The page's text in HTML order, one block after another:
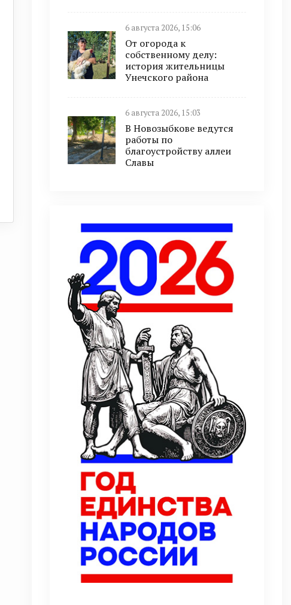
6 августа 2026, 15:06
От огорода к
собственному делу:
история жительницы
Унечского района
6 августа 2026, 15:03
В Новозыбкове ведутся
работы по
благоустройству аллеи
Славы